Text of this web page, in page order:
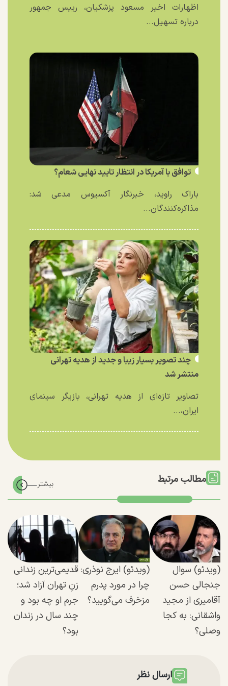
اظهارات اخیر مسعود پزشکیان، رییس جمهور
درباره تسهیل...
توافق با آمریکا در انتظار تایید نهایی شعام؟
باراک راوید، خبرنگار آکسیوس مدعی شد:
مذاکره‌کنندگان...
چند تصویر بسیار زیبا و جدید از هدیه تهرانی
منتشر شد
تصاویر تازه‌ای از هدیه تهرانی، بازیگر سینمای
ایران،...
مطالب مرتبط
(ویدئو) سوال
جنجالی حسن
آقامیری از مجید
واشقانی: به کجا
وصلی؟
(ویدئو) ایرج نوذری:
چرا در مورد پدرم
مزخرف می‌گویید؟
قدیمی‌ترین زندانی
زنِ تهران آزاد شد؛
جرم او چه بود و
چند سال در زندان
بود؟
ارسال نظر